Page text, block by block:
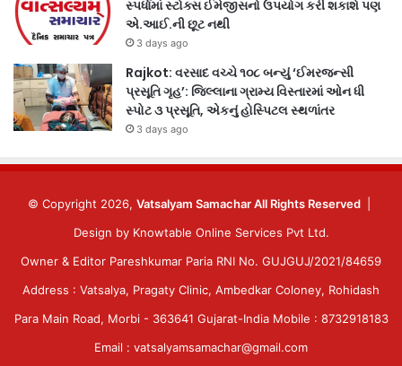
સ્પર્ધામાં સ્ટોક્સ ઈમેજીસનો ઉપયોગ કરી શકાશે પણ
એ.આઈ.ની છૂટ નથી
3 days ago
Rajkot: વરસાદ વચ્ચે ૧૦૮ બન્યું ‘ઈમરજન્સી
પ્રસૂતિ ગૃહ’: જિલ્લાના ગ્રામ્ય વિસ્તારમાં ઓન ધી
સ્પોટ ૩ પ્રસૂતિ, એકનું હોસ્પિટલ સ્થળાંતર
3 days ago
© Copyright 2026, Vatsalyam Samachar All Rights Reserved
Design by Knowtable Online Services Pvt Ltd.
Owner & Editor Pareshkumar Paria RNI No. GUJGUJ/2021/84659
Address : Vatsalya, Pragaty Clinic, Ambedkar Coloney, Rohidash
Para Main Road, Morbi - 363641 Gujarat-India Mobile : 8732918183
Email : vatsalyamsamachar@gmail.com